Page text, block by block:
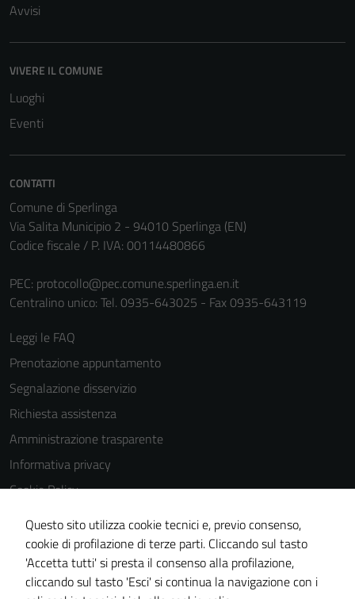
Avvisi
VIVERE IL COMUNE
Luoghi
Eventi
CONTATTI
Comune di Sperlinga
Via Salita Municipio 2 - 94010 Sperlinga (EN)
Codice fiscale / P. IVA: 00114480866
PEC: protocollo@pec.comune.sperlinga.en.it
Centralino unico: Tel. 0935-643025 - Fax 0935-643119
Leggi le FAQ
Prenotazione appuntamento
Segnalazione disservizio
Richiesta assistenza
Amministrazione trasparente
Informativa privacy
Cookie Policy
Note legali
Dichiarazione di accessibilità
Obiettivi di accessibilità
Piano di miglioramento del sito
Questo sito utilizza cookie tecnici e, previo consenso,
cookie di profilazione di terze parti. Cliccando sul tasto
'Accetta tutti' si presta il consenso alla profilazione,
cliccando sul tasto 'Esci' si continua la navigazione con i
per il
funzionamento
possono
essere